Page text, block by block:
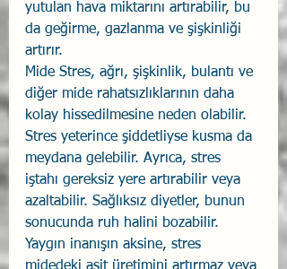
yutulan hava miktarını artırabilir, bu
da geğirme, gazlanma ve şişkinliği
artırır.
Mide Stres, ağrı, şişkinlik, bulantı ve
diğer mide rahatsızlıklarının daha
kolay hissedilmesine neden olabilir.
Stres yeterince şiddetliyse kusma da
meydana gelebilir. Ayrıca, stres
iştahı gereksiz yere artırabilir veya
azaltabilir. Sağlıksız diyetler, bunun
sonucunda ruh halini bozabilir.
Yaygın inanışın aksine, stres